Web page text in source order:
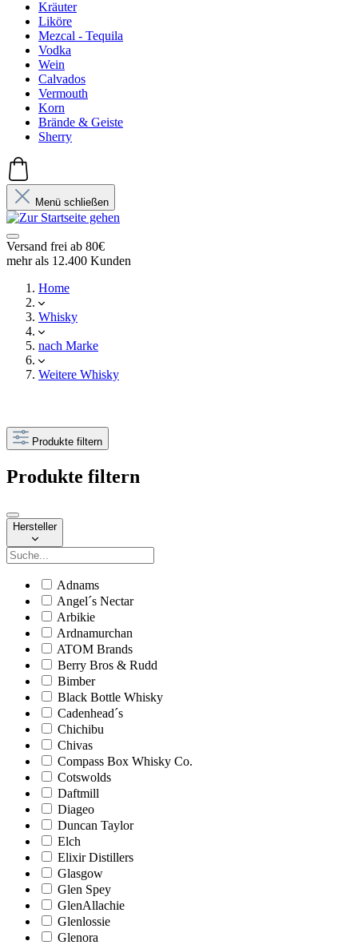
Kräuter
Liköre
Mezcal - Tequila
Vodka
Wein
Calvados
Vermouth
Korn
Brände & Geiste
Sherry
Menü schließen
Versand frei ab 80€
mehr als 12.400 Kunden
Home
Whisky
nach Marke
Weitere Whisky
Produkte filtern
Produkte filtern
Hersteller
Adnams
Angel´s Nectar
Arbikie
Ardnamurchan
ATOM Brands
Berry Bros & Rudd
Bimber
Black Bottle Whisky
Cadenhead´s
Chichibu
Chivas
Compass Box Whisky Co.
Cotswolds
Daftmill
Diageo
Duncan Taylor
Elch
Elixir Distillers
Glasgow
Glen Spey
GlenAllachie
Glenlossie
Glenora